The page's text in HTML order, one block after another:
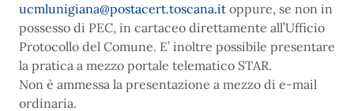
ucmlunigiana@postacert.toscana.it oppure, se non in
possesso di PEC, in cartaceo direttamente all’Ufficio
Protocollo del Comune. E’ inoltre possibile presentare
la pratica a mezzo portale telematico STAR.
Non è ammessa la presentazione a mezzo di e-mail
ordinaria.